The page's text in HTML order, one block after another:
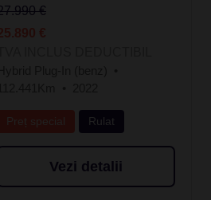
€
€
Preț special Rulat
Vezi detalii